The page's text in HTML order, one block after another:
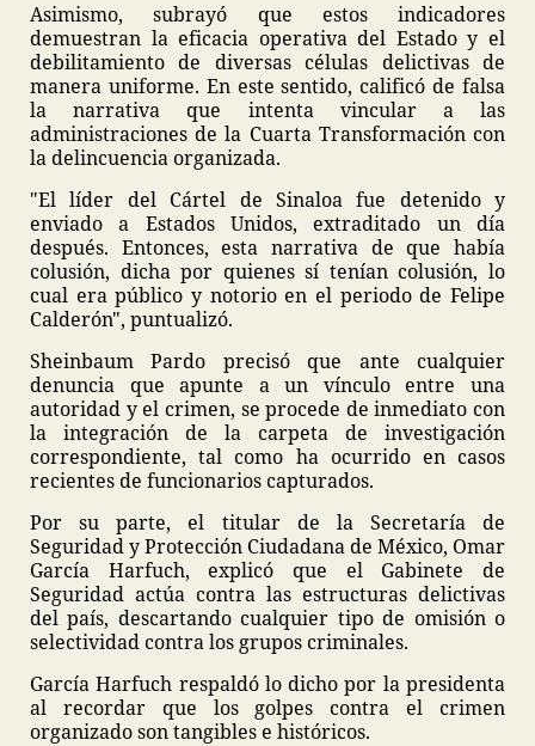
Asimismo, subrayó que estos indicadores
demuestran la eficacia operativa del Estado y el
debilitamiento de diversas células delictivas de
manera uniforme. En este sentido, calificó de falsa
la narrativa que intenta vincular a las
administraciones de la Cuarta Transformación con
la delincuencia organizada.
"El líder del Cártel de Sinaloa fue detenido y
enviado a Estados Unidos, extraditado un día
después. Entonces, esta narrativa de que había
colusión, dicha por quienes sí tenían colusión, lo
cual era público y notorio en el periodo de Felipe
Calderón", puntualizó.
Sheinbaum Pardo precisó que ante cualquier
denuncia que apunte a un vínculo entre una
autoridad y el crimen, se procede de inmediato con
la integración de la carpeta de investigación
correspondiente, tal como ha ocurrido en casos
recientes de funcionarios capturados.
Por su parte, el titular de la Secretaría de
Seguridad y Protección Ciudadana de México, Omar
García Harfuch, explicó que el Gabinete de
Seguridad actúa contra las estructuras delictivas
del país, descartando cualquier tipo de omisión o
selectividad contra los grupos criminales.
García Harfuch respaldó lo dicho por la presidenta
al recordar que los golpes contra el crimen
organizado son tangibles e históricos.